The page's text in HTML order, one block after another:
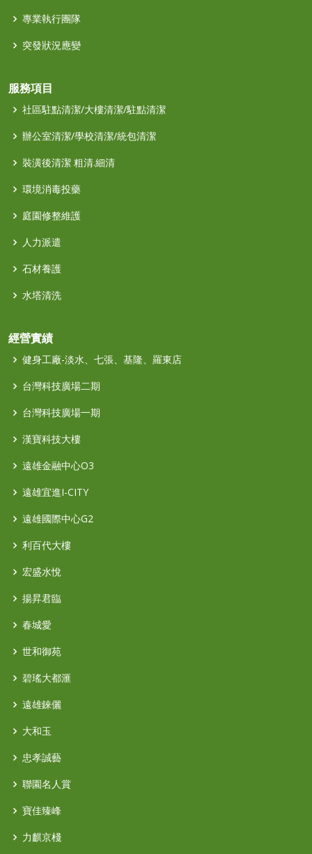
專業執行團隊
突發狀況應變
服務項目
社區駐點清潔/大樓清潔/駐點清潔
辦公室清潔/學校清潔/統包清潔
裝潢後清潔 粗清.細清
環境消毒投藥
庭園修整維護
人力派遣
石材養護
水塔清洗
經營實績
健身工廠-淡水、七張、基隆、羅東店
台灣科技廣場二期
台灣科技廣場一期
漢寶科技大樓
遠雄金融中心O3
遠雄宜進I-CITY
遠雄國際中心G2
利百代大樓
宏盛水悅
揚昇君臨
春城愛
世和御苑
碧瑤大都滙
遠雄錸儷
大和玉
忠孝誠藝
聯園名人賞
寶佳臻峰
力麒京棧